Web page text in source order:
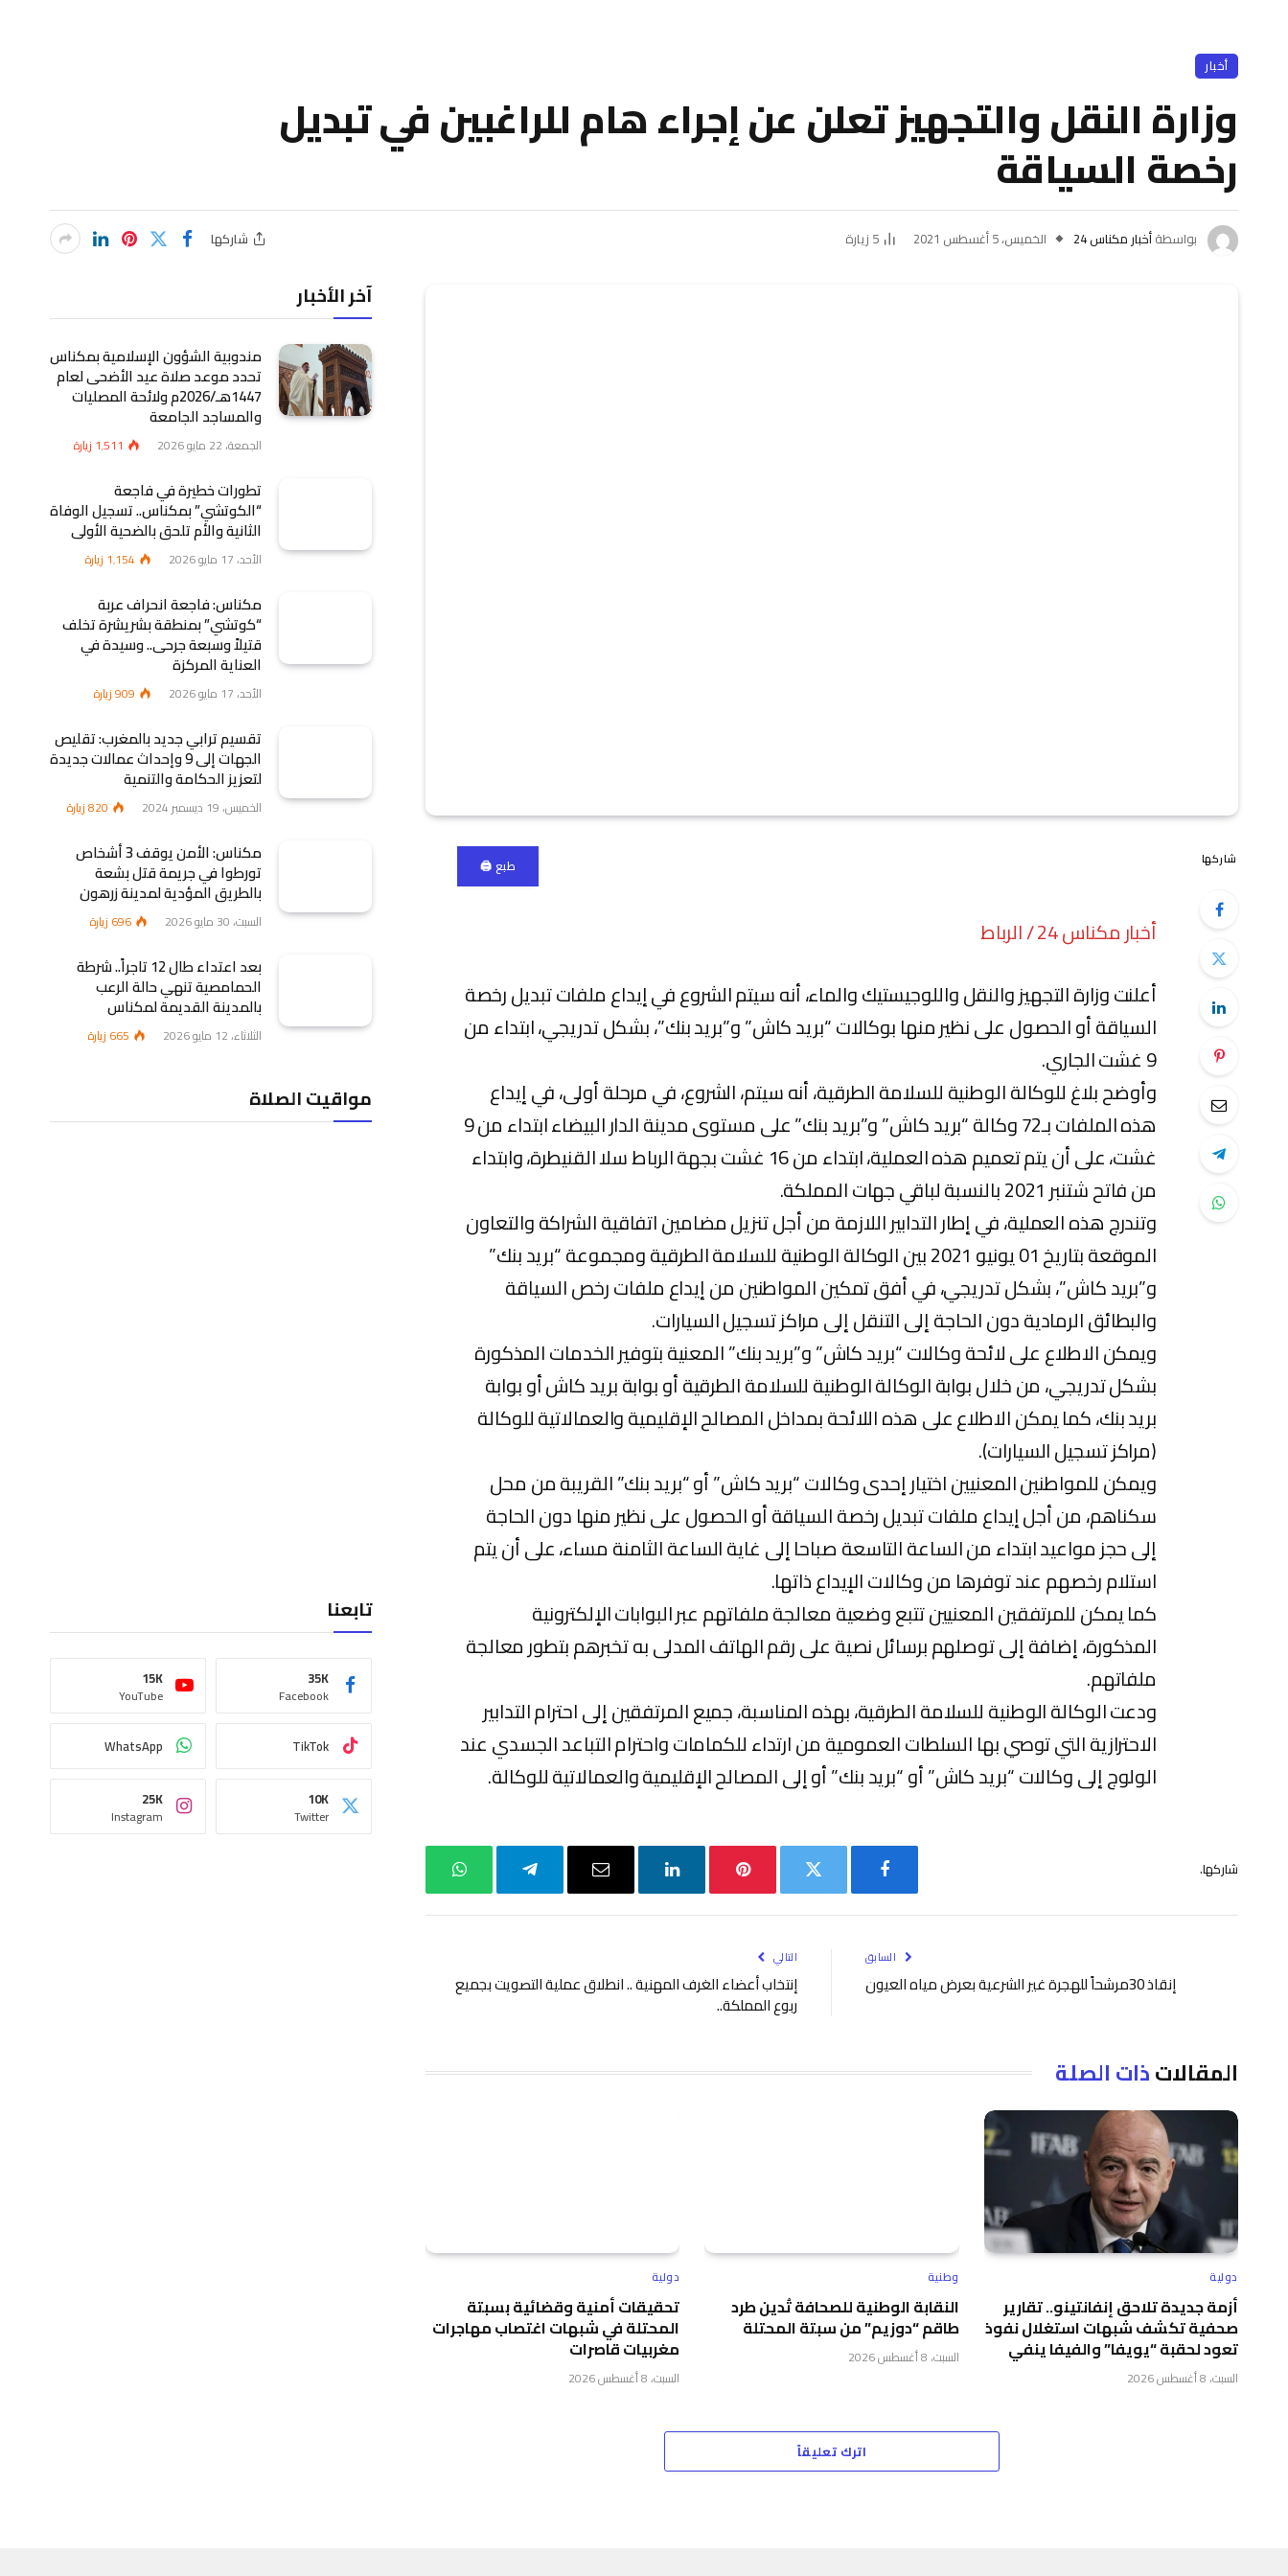
أخبار
وزارة النقل والتجهيز تعلن عن إجراء هام للراغبين في تبديل
رخصة السياقة
بواسطةأخبار مكناس 24 الخميس، 5 أغسطس 2021 5 زيارة شاركها
شاركها طبع 🖨
أخبار مكناس 24 / الرباط
أعلنت وزارة التجهيز والنقل واللوجيستيك والماء، أنه سيتم الشروع في إيداع ملفات تبديل رخصة
السياقة أو الحصول على نظير منها بوكالات “بريد كاش” و”بريد بنك”، بشكل تدريجي، ابتداء من
9 غشت الجاري.
وأوضح بلاغ للوكالة الوطنية للسلامة الطرقية، أنه سيتم، الشروع، في مرحلة أولى، في إيداع
هذه الملفات بـ72 وكالة “بريد كاش” و”بريد بنك” على مستوى مدينة الدار البيضاء ابتداء من 9
غشت، على أن يتم تعميم هذه العملية، ابتداء من 16 غشت بجهة الرباط سلا القنيطرة، وابتداء
من فاتح شتنبر 2021 بالنسبة لباقي جهات المملكة.
وتندرج هذه العملية، في إطار التدابير اللازمة من أجل تنزيل مضامين اتفاقية الشراكة والتعاون
الموقعة بتاريخ 01 يونيو 2021 بين الوكالة الوطنية للسلامة الطرقية ومجموعة “بريد بنك”
و”بريد كاش”، بشكل تدريجي، في أفق تمكين المواطنين من إيداع ملفات رخص السياقة
والبطائق الرمادية دون الحاجة إلى التنقل إلى مراكز تسجيل السيارات.
ويمكن الاطلاع على لائحة وكالات “بريد كاش” و”بريد بنك” المعنية بتوفير الخدمات المذكورة
بشكل تدريجي، من خلال بوابة الوكالة الوطنية للسلامة الطرقية أو بوابة بريد كاش أو بوابة
بريد بنك، كما يمكن الاطلاع على هذه اللائحة بمداخل المصالح الإقليمية والعمالاتية للوكالة
(مراكز تسجيل السيارات).
ويمكن للمواطنين المعنيين اختيار إحدى وكالات “بريد كاش” أو “بريد بنك” القريبة من محل
سكناهم، من أجل إيداع ملفات تبديل رخصة السياقة أو الحصول على نظير منها دون الحاجة
إلى حجز مواعيد ابتداء من الساعة التاسعة صباحا إلى غاية الساعة الثامنة مساء، على أن يتم
استلام رخصهم عند توفرها من وكالات الإيداع ذاتها.
كما يمكن للمرتفقين المعنيين تتبع وضعية معالجة ملفاتهم عبر البوابات الإلكترونية
المذكورة، إضافة إلى توصلهم برسائل نصية على رقم الهاتف المدلى به تخبرهم بتطور معالجة
ملفاتهم.
ودعت الوكالة الوطنية للسلامة الطرقية، بهذه المناسبة، جميع المرتفقين إلى احترام التدابير
الاحترازية التي توصي بها السلطات العمومية من ارتداء للكمامات واحترام التباعد الجسدي عند
الولوج إلى وكالات “بريد كاش” أو “بريد بنك” أو إلى المصالح الإقليمية والعمالاتية للوكالة.
شاركها.
البريد
واتساب
السابق
إنقاذ 30مرشحاً للهجرة غير الشرعية بعرض مياه العيون
التالي
إنتخاب أعضاء الغرف المهنية .. انطلاق عملية التصويت بجميع
ربوع المملكة..
المقالاتذات الصلة
دولية
أزمة جديدة تلاحق إنفانتينو.. تقارير
صحفية تكشف شبهات استغلال نفوذ
تعود لحقبة “يويفا” والفيفا ينفي
السبت، 8 أغسطس 2026
وطنية
النقابة الوطنية للصحافة تُدين طرد
طاقم “دوزيم” من سبتة المحتلة
السبت، 8 أغسطس 2026
دولية
تحقيقات أمنية وقضائية بسبتة
المحتلة في شبهات اغتصاب مهاجرات
مغربيات قاصرات
السبت، 8 أغسطس 2026
اترك تعليقاً
آخر الأخبار
مندوبية الشؤون الإسلامية بمكناس
تحدد موعد صلاة عيد الأضحى لعام
1447هـ/2026م ولائحة المصليات
والمساجد الجامعة
الجمعة، 22 مايو 2026 1٬511 زيارة
تطورات خطيرة في فاجعة
“الكوتشي” بمكناس.. تسجيل الوفاة
الثانية والأم تلحق بالضحية الأولى
الأحد، 17 مايو 2026 1٬154 زيارة
مكناس: فاجعة انحراف عربة
“كوتشي” بمنطقة بشريشرة تخلف
قتيلاً وسبعة جرحى.. وسيدة في
العناية المركزة
الأحد، 17 مايو 2026 909زيارة
تقسيم ترابي جديد بالمغرب: تقليص
الجهات إلى 9 وإحداث عمالات جديدة
لتعزيز الحكامة والتنمية
الخميس، 19 ديسمبر 2024 820زيارة
مكناس: الأمن يوقف 3 أشخاص
تورطوا في جريمة قتل بشعة
بالطريق المؤدية لمدينة زرهون
السبت، 30 مايو 2026 696 زيارة
بعد اعتداء طال 12 تاجراً.. شرطة
الحمامصية تنهي حالة الرعب
بالمدينة القديمة لمكناس
الثلاثاء، 12 مايو 2026 665 زيارة
مواقيت الصلاة
تابعنا
Facebook
35K
YouTube
15K
TikTok
WhatsApp
Twitter
10K
Instagram
25K